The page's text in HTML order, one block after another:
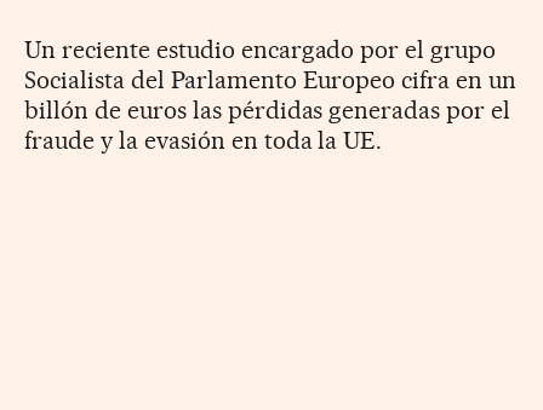
Un reciente estudio encargado por el grupo
Socialista del Parlamento Europeo cifra en un
billón de euros las pérdidas generadas por el
fraude y la evasión en toda la UE.